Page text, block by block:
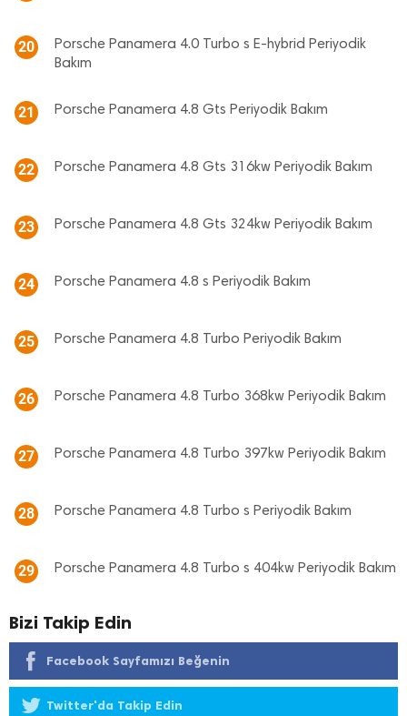
20
Porsche Panamera 4.0 Turbo s E-hybrid Periyodik
Bakım
21 Porsche Panamera 4.8 Gts Periyodik Bakım
22 Porsche Panamera 4.8 Gts 316kw Periyodik Bakım
23 Porsche Panamera 4.8 Gts 324kw Periyodik Bakım
24 Porsche Panamera 4.8 s Periyodik Bakım
25 Porsche Panamera 4.8 Turbo Periyodik Bakım
26 Porsche Panamera 4.8 Turbo 368kw Periyodik Bakım
27 Porsche Panamera 4.8 Turbo 397kw Periyodik Bakım
28 Porsche Panamera 4.8 Turbo s Periyodik Bakım
29 Porsche Panamera 4.8 Turbo s 404kw Periyodik Bakım
Bizi Takip Edin
Facebook Sayfamızı Beğenin
Twitter'da Takip Edin